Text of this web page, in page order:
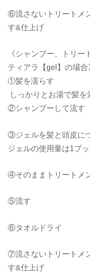
⑥流さないトリートメ
す&仕上げ
《シャンプー、トリー
ティアラ【gel】の場合
①髪を濡らす
しっかりとお湯で髪を
②シャンプーして流す
③ジェルを髪と頭皮に
ジェルの使用量は1プ
④そのままトリートメ
⑤流す
⑥タオルドライ
⑦流さないトリートメ
す&仕上げ